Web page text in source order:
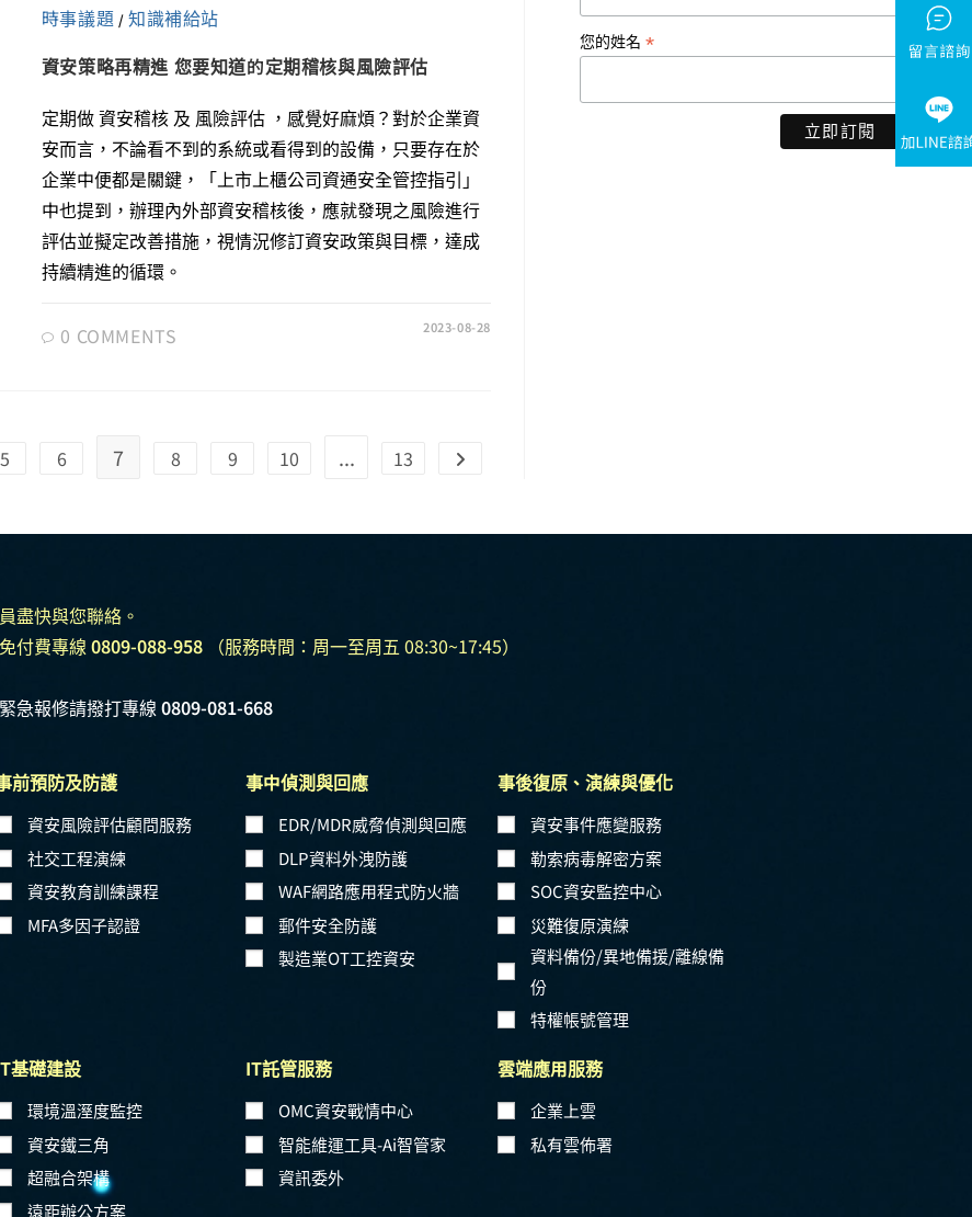
時事議題 /知識補給站
資安策略再精進 您要知道的定期稽核與風險評估
定期做 資安稽核 及 風險評估 ，感覺好麻煩？對於企業資
安而言，不論看不到的系統或看得到的設備，只要存在於
企業中便都是關鍵，「上市上櫃公司資通安全管控指引」
中也提到，辦理內外部資安稽核後，應就發現之風險進行
評估並擬定改善措施，視情況修訂資安政策與目標，達成
持續精進的循環。
0 COMMENTS 2023-08-28
5 6 7 8 9 10 ... 13
您的姓名 *
盡快與您聯絡。
付費專線 0809-088-958 （服務時間：周一至周五 08:30~17:45）
急報修請撥打專線 0809-081-668
前預防及防護
資安風險評估顧問服務
社交工程演練
資安教育訓練課程
MFA多因子認證
事中偵測與回應
EDR/MDR威脅偵測與回應
DLP資料外洩防護
WAF網路應用程式防火牆
郵件安全防護
製造業OT工控資安
事後復原、演練與優化
資安事件應變服務
勒索病毒解密方案
SOC資安監控中心
災難復原演練
資料備份/異地備援/離線備
份
特權帳號管理
基礎建設
環境溫溼度監控
資安鐵三角
超融合架構
遠距辦公方案
IT託管服務
OMC資安戰情中心
智能維運工具-Ai智管家
資訊委外
雲端應用服務
企業上雲
私有雲佈署